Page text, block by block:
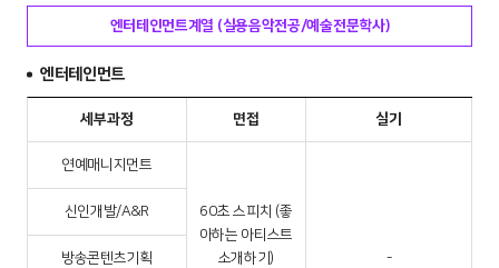
엔터테인먼트계열 (실용음악전공/예술전문학사)
엔터테인먼트
세부과정 면접 실기
연예매니지먼트
60초 스피치 (좋
아하는 아티스트
소개하기)
-
신인개발/A&R
방송콘텐츠기획